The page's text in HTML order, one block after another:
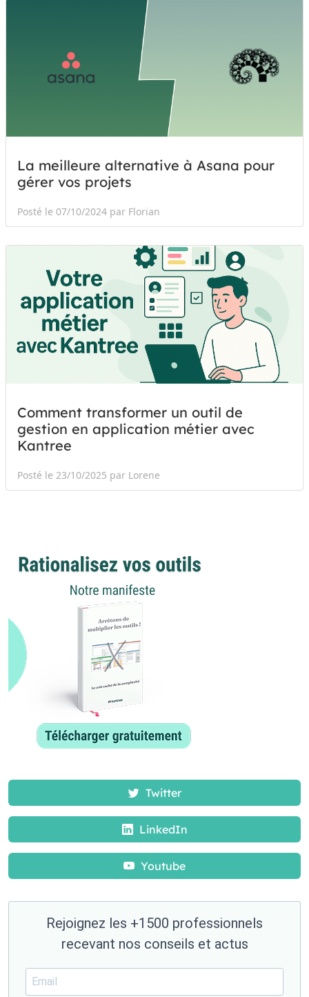
La meilleure alternative à Asana pour
gérer vos projets
Posté le 07/10/2024 par Florian
Comment transformer un outil de
gestion en application métier avec
Kantree
Posté le 23/10/2025 par Lorene
Twitter
LinkedIn
Youtube
Rejoignez les +1500 professionnels
recevant nos conseils et actus